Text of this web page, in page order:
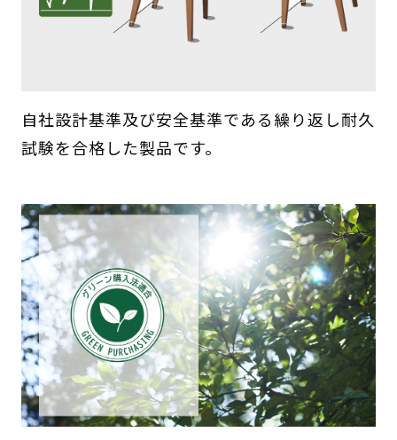
自社設計基準及び安全基準である繰り返し耐久
試験を合格した製品です。